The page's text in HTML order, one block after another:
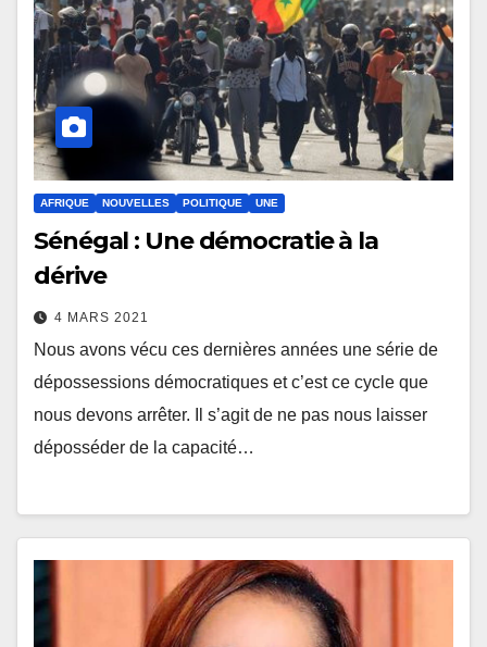
AFRIQUE NOUVELLES POLITIQUE UNE
Sénégal : Une démocratie à la
dérive
4 MARS 2021
Nous avons vécu ces dernières années une série de
dépossessions démocratiques et c’est ce cycle que
nous devons arrêter. Il s’agit de ne pas nous laisser
déposséder de la capacité…